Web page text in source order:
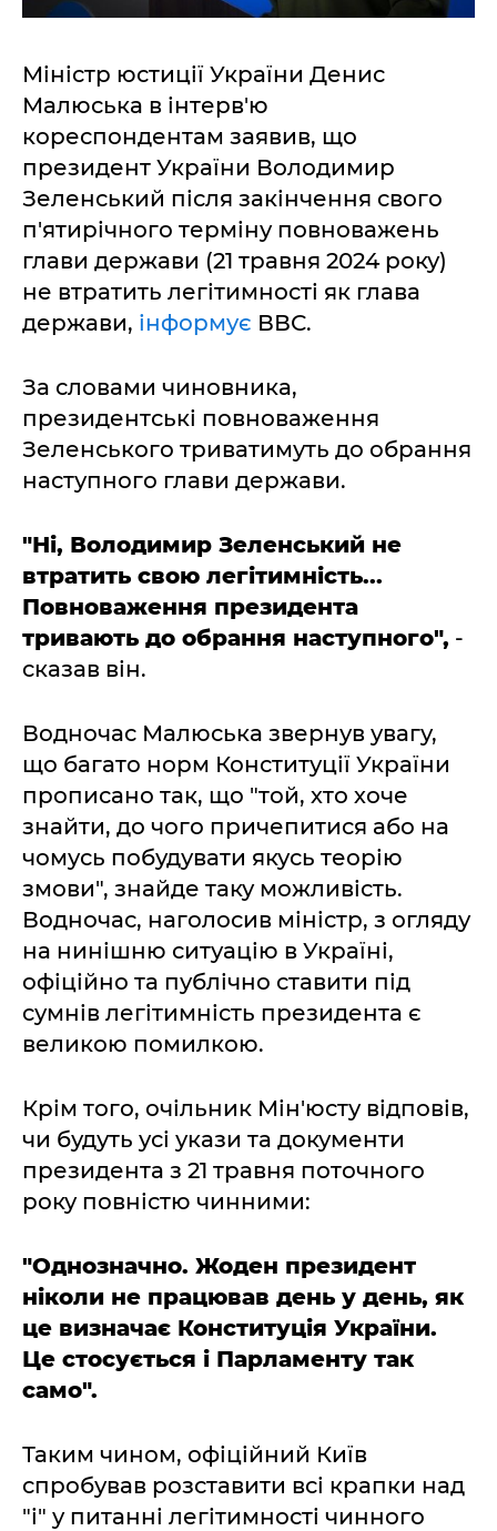
Міністр юстиції України Денис
Малюська в інтерв'ю
кореспондентам заявив, що
президент України Володимир
Зеленський після закінчення свого
п'ятирічного терміну повноважень
глави держави (21 травня 2024 року)
не втратить легітимності як глава
держави, інформує ВВС.
За словами чиновника,
президентські повноваження
Зеленського триватимуть до обрання
наступного глави держави.
"Ні, Володимир Зеленський не
втратить свою легітимність...
Повноваження президента
тривають до обрання наступного", -
сказав він.
Водночас Малюська звернув увагу,
що багато норм Конституції України
прописано так, що "той, хто хоче
знайти, до чого причепитися або на
чомусь побудувати якусь теорію
змови", знайде таку можливість.
Водночас, наголосив міністр, з огляду
на нинішню ситуацію в Україні,
офіційно та публічно ставити під
сумнів легітимність президента є
великою помилкою.
Крім того, очільник Мін'юсту відповів,
чи будуть усі укази та документи
президента з 21 травня поточного
року повністю чинними:
"Однозначно. Жоден президент
ніколи не працював день у день, як
це визначає Конституція України.
Це стосується і Парламенту так
само".
Таким чином, офіційний Київ
спробував розставити всі крапки над
"і" у питанні легітимності чинного